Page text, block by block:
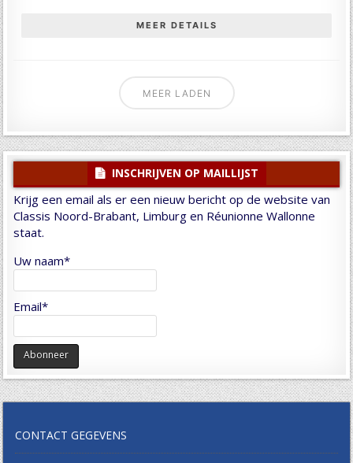
MEER DETAILS
MEER LADEN
INSCHRIJVEN OP MAILLIJST
Krijg een email als er een nieuw bericht op de website van
Classis Noord-Brabant, Limburg en Réunionne Wallonne
staat.
Uw naam*
Email*
CONTACT GEGEVENS